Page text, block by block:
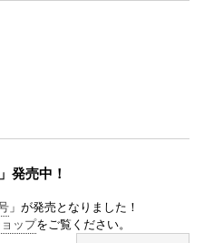
発売中！
」が発売となりました！
ップをご覧ください。